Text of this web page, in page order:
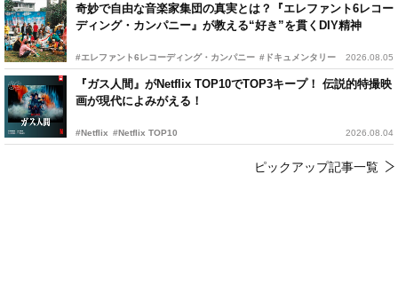
奇妙で自由な音楽家集団の真実とは？『エレファント6レコー
ディング・カンパニー』が教える“好き”を貫くDIY精神
#エレファント6レコーディング・カンパニー #ドキュメンタリー 2026.08.05
『ガス人間』がNetflix TOP10でTOP3キープ！ 伝説的特撮映
画が現代によみがえる！
#Netflix #Netflix TOP10 2026.08.04
ピックアップ記事一覧